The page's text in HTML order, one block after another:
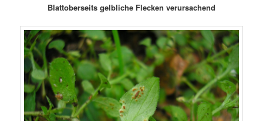
Blattoberseits gelbliche Flecken verursachend